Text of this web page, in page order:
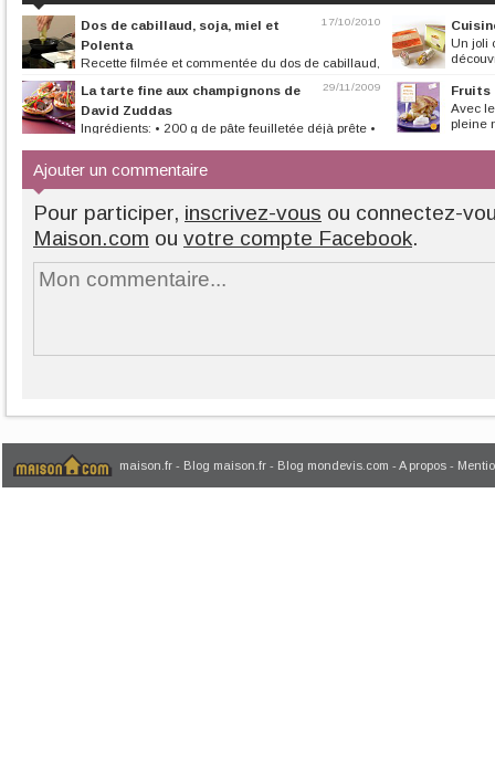
17/10/2010
Dos de cabillaud, soja, miel et
Polenta
Recette filmée et commentée du dos de cabillaud,
soja et miel pour 6 personnes....
Un joli
29/11/2009
La tarte fine aux champignons de
David Zuddas
Ingrédients: • 200 g de pâte feuilletée déjà prête •
Fruits
Avec
pleine
Ajouter un commentaire
Pour participer, inscrivez-vous ou connectez-
Maison.com ou votre compte Facebook.
maison.fr - Blog maison.fr - Blog mondevis.com - A propos -